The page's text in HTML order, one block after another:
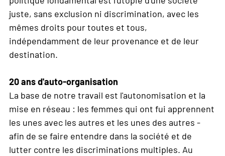
juste, sans exclusion ni discrimination, avec les
mêmes droits pour toutes et tous,
indépendamment de leur provenance et de leur
destination.
20 ans d'auto-organisation
La base de notre travail est l'autonomisation et la
mise en réseau : les femmes qui ont fui apprennent
les unes avec les autres et les unes des autres -
afin de se faire entendre dans la société et de
lutter contre les discriminations multiples. Au